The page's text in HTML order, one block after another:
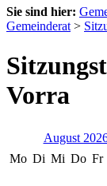
Sie sind hier:
Gemeinderat >
Vorra
August
Mo Di Mi Do Fr